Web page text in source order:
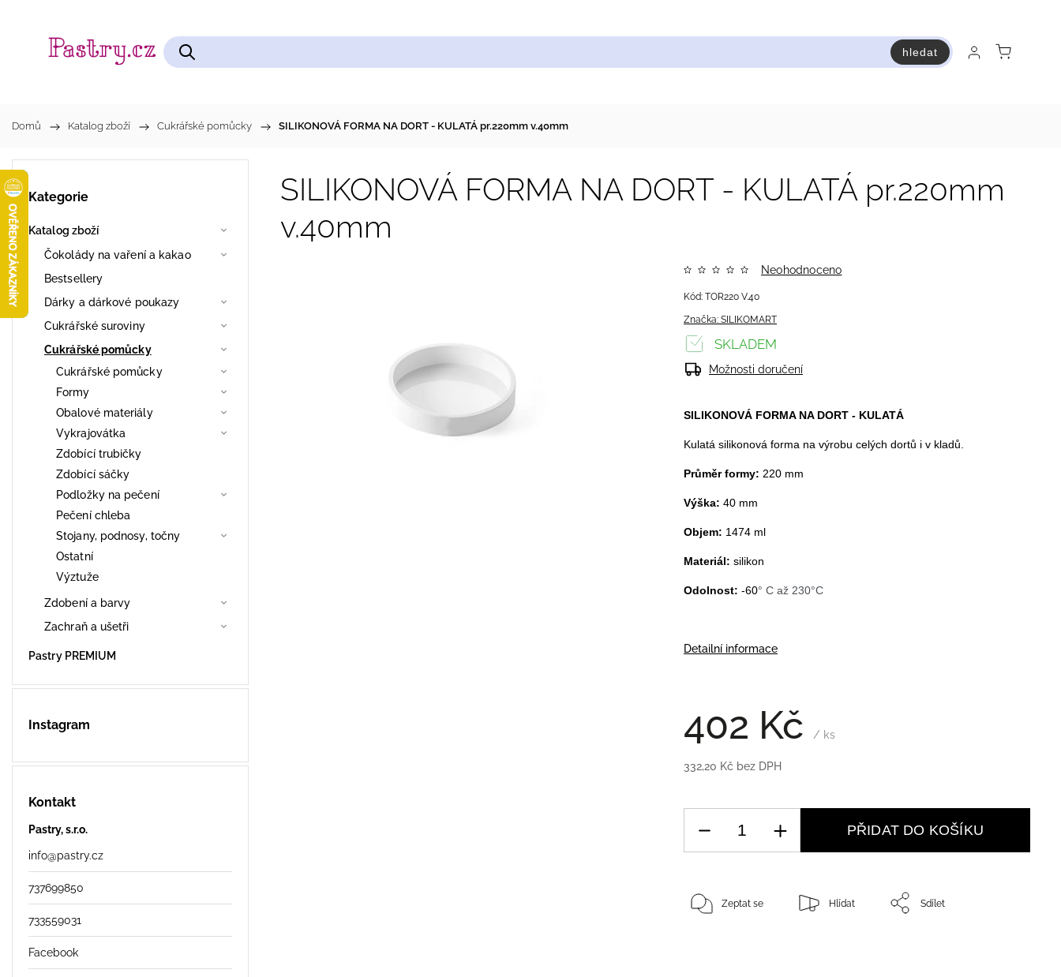
hledat
Domů / Katalog zboží / Cukrářské pomůcky / SILIKONOVÁ FORMA NA DORT - KULATÁ pr.220mm v.40mm
Kategorie
Katalog zboží
Čokolády na vaření a kakao
Bestsellery
Dárky a dárkové poukazy
Cukrářské suroviny
Cukrářské pomůcky
Cukrářské pomůcky
Formy
Obalové materiály
Vykrajovátka
Zdobící trubičky
Zdobící sáčky
Podložky na pečení
Pečení chleba
Stojany, podnosy, točny
Ostatní
Výztuže
Zdobení a barvy
Zachraň a ušetři
Pastry PREMIUM
Instagram
Kontakt
Pastry, s.r.o.
info@pastry.cz
737699850
733559031
Facebook
SILIKONOVÁ FORMA NA DORT - KULATÁ pr.220mm
v.40mm
Značka: SILIKOMART
Neohodnoceno
402 Kč / ks
332,20 Kč bez DPH
Kód: TOR220 V.40
SILIKONOVÁ FORMA NA DORT - KULATÁ
Kulatá silikonová forma na výrobu celých dortů i v kladů.
Průměr formy: 220 mm
Výška: 40 mm
Objem: 1474 ml
Materiál: silikon
Odolnost: -60° C až 230°C
Detailní informace
SKLADEM
Možnosti doručení
PŘIDAT DO KOŠÍKU
Zeptat se Hlídat Sdílet